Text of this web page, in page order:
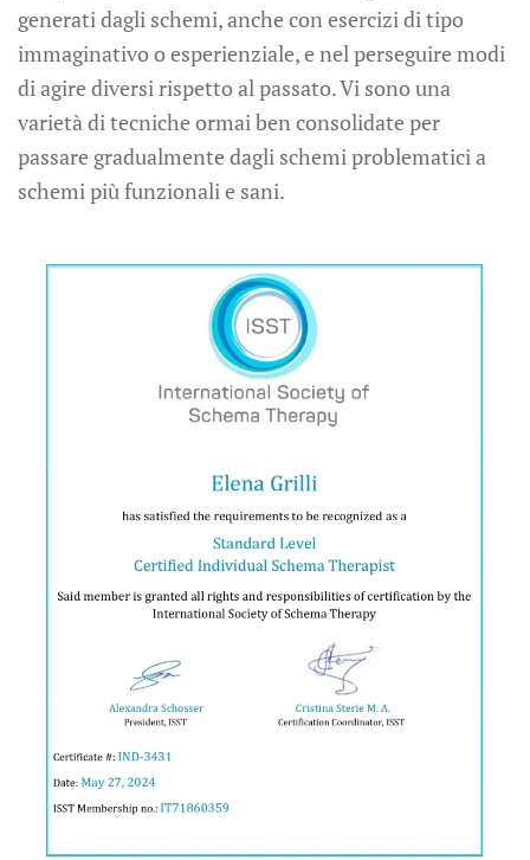
generati dagli schemi, anche con esercizi di tipo
immaginativo o esperienziale, e nel perseguire modi
di agire diversi rispetto al passato. Vi sono una
varietà di tecniche ormai ben consolidate per
passare gradualmente dagli schemi problematici a
schemi più funzionali e sani.